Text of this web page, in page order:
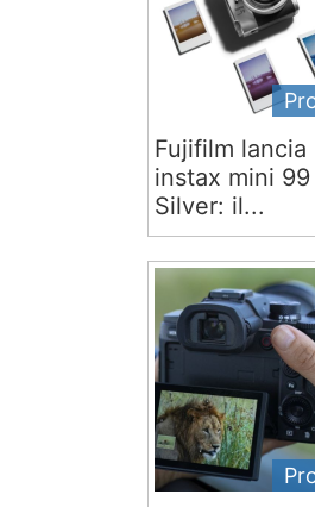
Fujifilm lancia
instax mini 99
Silver: il...